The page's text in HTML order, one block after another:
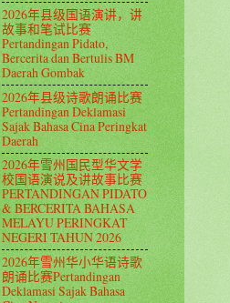
2026年县级国语演讲，讲
故事和笔试比赛
Pertandingan Pidato,
Bercerita dan Bertulis BM
Daerah Gombak
2026年县级诗歌朗诵比赛
Pertandingan Deklamasi
Sajak Bahasa Cina Peringkat
Daerah
2026年雪州国民型华文学
校国语演说及讲故事比赛
PERTANDINGAN PIDATO
& BERCERITA BAHASA
MELAYU PERINGKAT
NEGERI TAHUN 2026
2026年雪州华小华语诗歌
朗诵比赛Pertandingan
Deklamasi Sajak Bahasa